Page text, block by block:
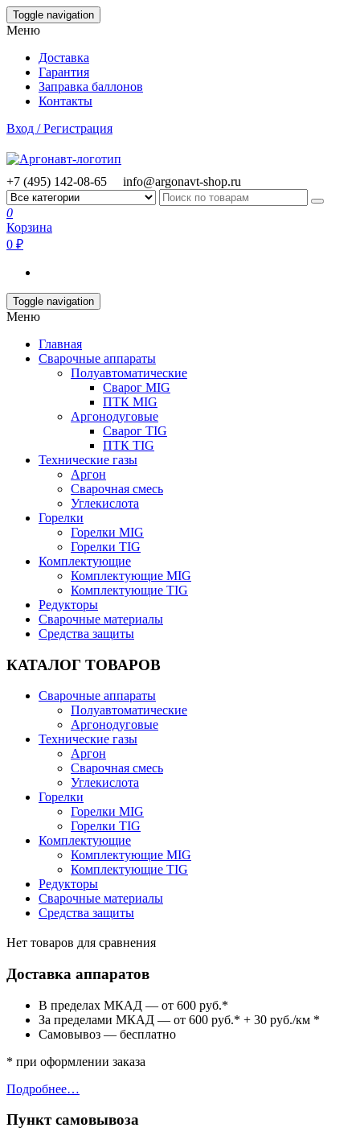
Skip
to
content
Toggle navigation
Меню
Доставка
Гарантия
Заправка баллонов
Контакты
Вход / Регистрация
+7 (495) 142-08-65 info@argonavt-shop.ru
0
Корзина
0 ₽
Toggle navigation
Меню
Главная
Сварочные аппараты
Полуавтоматические
Сварог MIG
ПТК MIG
Аргонодуговые
Сварог TIG
ПТК TIG
Технические газы
Аргон
Сварочная смесь
Углекислота
Горелки
Горелки MIG
Горелки TIG
Комплектующие
Комплектующие MIG
Комплектующие TIG
Редукторы
Сварочные материалы
Средства защиты
КАТАЛОГ ТОВАРОВ
Сварочные аппараты
Полуавтоматические
Аргонодуговые
Технические газы
Аргон
Сварочная смесь
Углекислота
Горелки
Горелки MIG
Горелки TIG
Комплектующие
Комплектующие MIG
Комплектующие TIG
Редукторы
Сварочные материалы
Средства защиты
Нет товаров для сравнения
Доставка аппаратов
В пределах МКАД — от 600 руб.*
За пределами МКАД — от 600 руб.* + 30 руб./км *
Самовывоз — бесплатно
* при оформлении заказа
Подробнее…
Пункт самовывоза